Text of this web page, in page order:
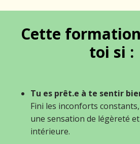
Cette
toi si :
Tu es prêt.e à te sentir
Fini les inconforts
une sensation de légèreté
intérieure.